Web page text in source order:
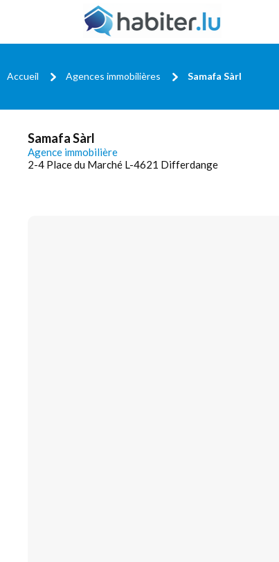
Accueil Agences immobilières Samafa Sàrl
Samafa Sàrl
Agence immobilière
2-4 Place du Marché L-4621 Differdange